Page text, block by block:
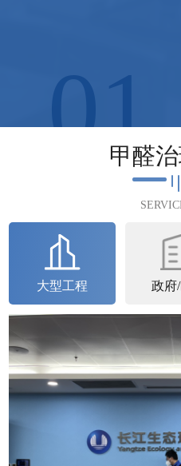
01
甲醛
大型工程 政府
长江集团
路88号匠心城·三阳中
满完成2023年4月25日
查看详情
石家庄中核
中核汇能河北新能源
成中核汇能河北新能